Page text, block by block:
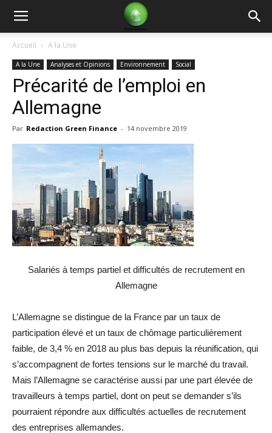
Green
Finance
Accueil A la Une
A la Une Analyses et Opinions Environnement Social
Précarité de l’emploi en
Allemagne
Par Redaction Green Finance - 14 novembre 2019
Salariés à temps partiel et difficultés de recrutement en
Allemagne
L’Allemagne se distingue de la France par un taux de
participation élevé et un taux de chômage particulièrement
faible, de 3,4 % en 2018 au plus bas depuis la réunification, qui
s’accompagnent de fortes tensions sur le marché du travail.
Mais l’Allemagne se caractérise aussi par une part élevée de
travailleurs à temps partiel, dont on peut se demander s’ils
pourraient répondre aux difficultés actuelles de recrutement
des entreprises allemandes.